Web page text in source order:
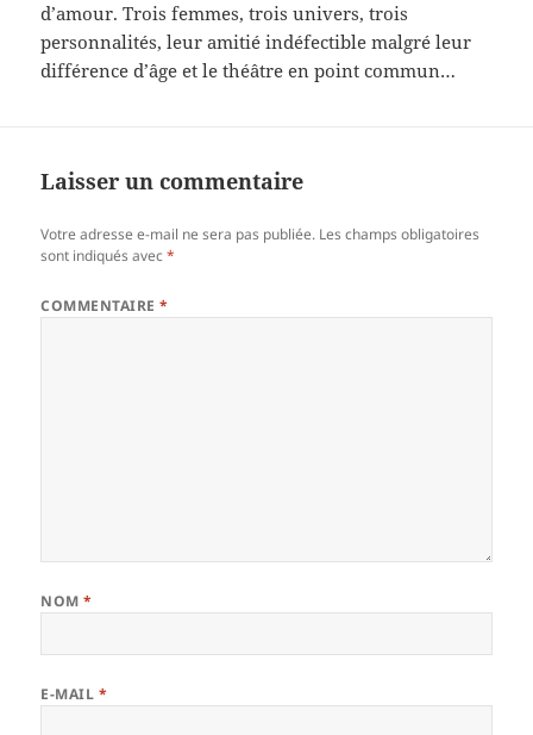
d’amour. Trois femmes, trois univers, trois
personnalités, leur amitié indéfectible malgré leur
différence d’âge et le théâtre en point commun…
Laisser un commentaire
Votre adresse e-mail ne sera pas publiée. Les champs obligatoires
sont indiqués avec*
COMMENTAIRE*
NOM*
E-MAIL *